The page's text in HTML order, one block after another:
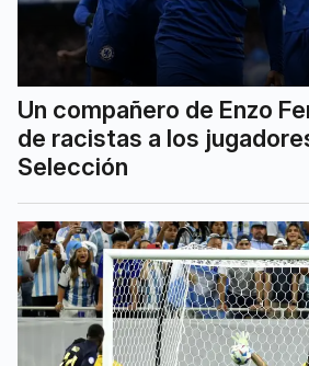
Un compañero de Enzo
de racistas a los
Selección